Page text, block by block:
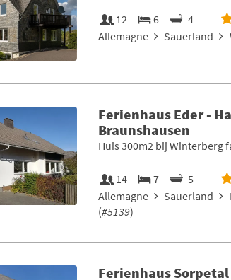
12 6
4
Allemagne
Sauerland
Ferienhaus Eder -
Braunshausen
Huis 300m2 bij Winterberg
14 7
5
Allemagne
Sauerland
(#5139)
Ferienhaus